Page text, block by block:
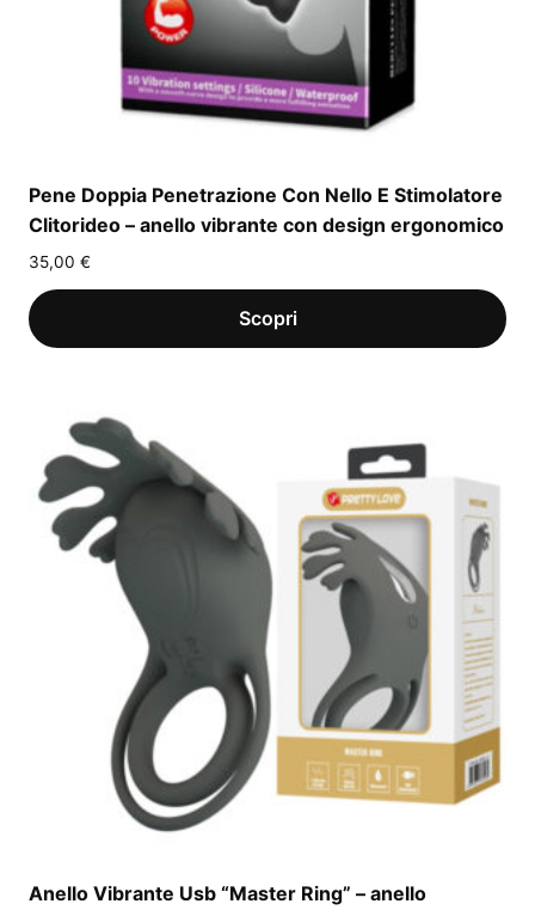
Pene Doppia Penetrazione Con Nello E Stimolatore
Clitorideo – anello vibrante con design ergonomico
35,00 €
Anello Vibrante Usb “Master Ring” – anello